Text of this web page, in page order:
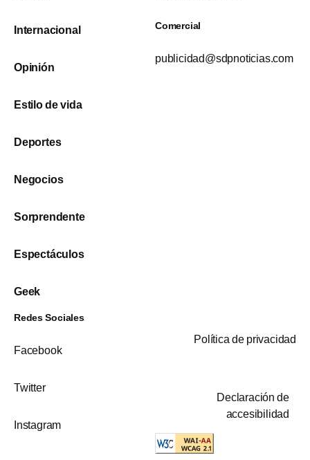
Internacional
Opinión
Estilo de vida
Deportes
Negocios
Sorprendente
Espectáculos
Geek
Comercial
publicidad@sdpnoticias.com
Redes Sociales
Facebook
Twitter
Instagram
Política de privacidad
Declaración de
accesibilidad